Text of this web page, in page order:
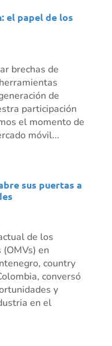
el papel de los
brechas de
de
participación
el momento de
móvil...
sus puertas a
de los
en
country
conversó
y
en el